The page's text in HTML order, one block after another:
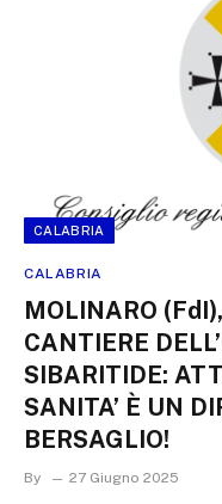
CALABRIA
CALABRIA
MOLINARO
CANTIERE
SIBARITIDE:
SANITA’ È UN
BERSAGLIO!
By 27 Giugno 2025